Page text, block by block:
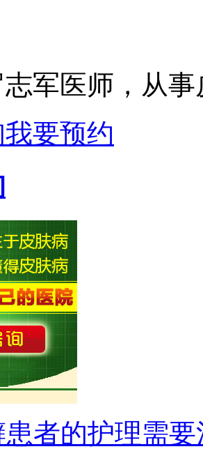
志军医师，从事
我要预约
者的护理需要